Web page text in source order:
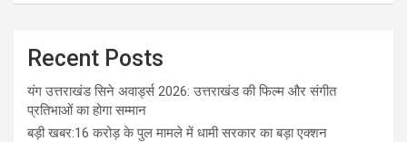
Recent Posts
यंग उत्तराखंड सिने अवार्ड्स 2026: उत्तराखंड की फिल्म और संगीत
प्रतिभाओं का होगा सम्मान
बड़ी खबर:16 करोड़ के पुल मामले में धामी सरकार का बड़ा एक्शन